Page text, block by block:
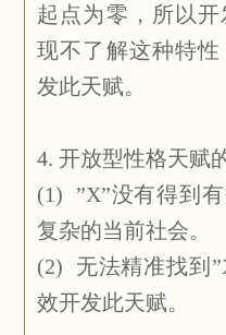
起点为零，所以
现不了解这种特
发此天赋。
4. 开放型性格天赋
(1) ”X”没有得到
复杂的当前社会。
(2) 无法精准找到
效开发此天赋。